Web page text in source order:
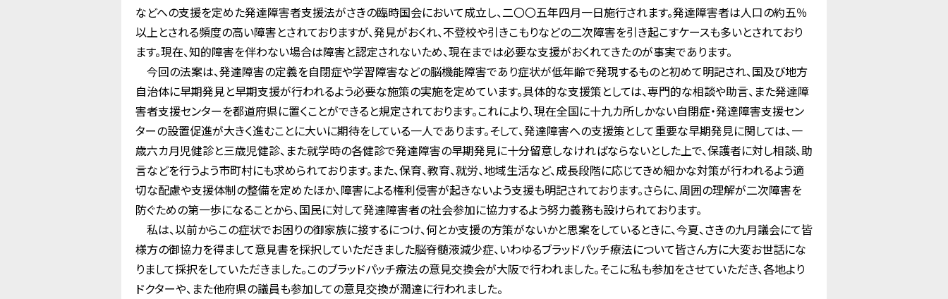
などへの支援を定めた発達障害者支援法がさきの臨時国会において成立し、二〇〇五年四月一日施行されます。発達障害者は人口の約五％
以上とされる頻度の高い障害とされておりますが、発見がおくれ、不登校や引きこもりなどの二次障害を引き起こすケースも多いとされており
ます。現在、知的障害を伴わない場合は障害と認定されないため、現在までは必要な支援がおくれてきたのが事実であります。
今回の法案は、発達障害の定義を自閉症や学習障害などの脳機能障害であり症状が低年齢で発現するものと初めて明記され、国及び地方
自治体に早期発見と早期支援が行われるよう必要な施策の実施を定めています。具体的な支援策としては、専門的な相談や助言、また発達障
害者支援センターを都道府県に置くことができると規定されております。これにより、現在全国に十九カ所しかない自閉症・発達障害支援セン
ターの設置促進が大きく進むことに大いに期待をしている一人であります。そして、発達障害への支援策として重要な早期発見に関しては、一
歳六カ月児健診と三歳児健診、また就学時の各健診で発達障害の早期発見に十分留意しなければならないとした上で、保護者に対し相談、助
言などを行うよう市町村にも求められております。また、保育、教育、就労、地域生活など、成長段階に応じてきめ細かな対策が行われるよう適
切な配慮や支援体制の整備を定めたほか、障害による権利侵害が起きないよう支援も明記されております。さらに、周囲の理解が二次障害を
防ぐための第一歩になることから、国民に対して発達障害者の社会参加に協力するよう努力義務も設けられております。
私は、以前からこの症状でお困りの御家族に接するにつけ、何とか支援の方策がないかと思案をしているときに、今夏、さきの九月議会にて皆
様方の御協力を得まして意見書を採択していただきました脳脊髄液減少症、いわゆるブラッドパッチ療法について皆さん方に大変お世話にな
りまして採択をしていただきました。このブラッドパッチ療法の意見交換会が大阪で行われました。そこに私も参加をさせていただき、各地より
ドクターや、また他府県の議員も参加しての意見交換が濶達に行われました。